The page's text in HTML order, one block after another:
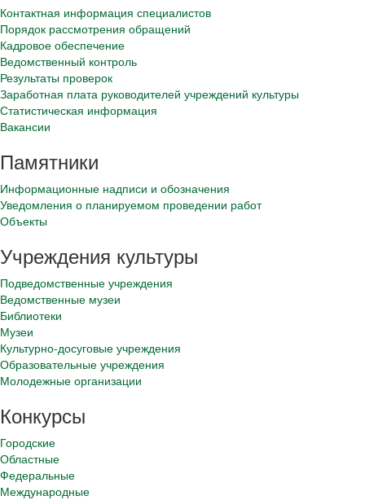
Контактная информация специалистов
Порядок рассмотрения обращений
Кадровое обеспечение
Ведомственный контроль
Результаты проверок
Заработная плата руководителей учреждений культуры
Статистическая информация
Вакансии
Памятники
Информационные надписи и обозначения
Уведомления о планируемом проведении работ
Объекты
Учреждения культуры
Подведомственные учреждения
Ведомственные музеи
Библиотеки
Музеи
Культурно-досуговые учреждения
Образовательные учреждения
Молодежные организации
Конкурсы
Городские
Областные
Федеральные
Международные